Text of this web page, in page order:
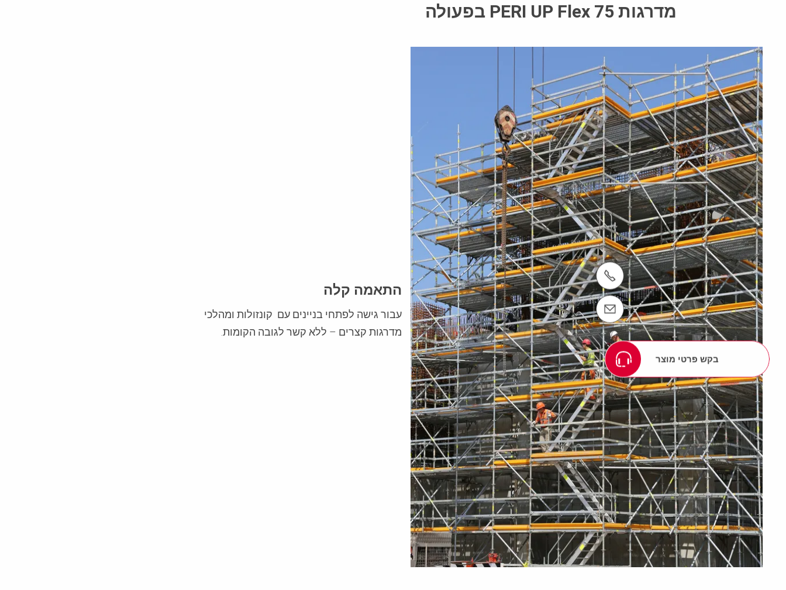
הלקוחות : 03-9249909
אימייל: info@peri.co.il
בקש פרטי מוצר
מדרגות PERI UP Flex 75 בפעולה
התאמה קלה
עבור גישה לפתחי בניינים עם קונזולות ומהלכי
מדרגות קצרים – ללא קשר לגובה הקומות.